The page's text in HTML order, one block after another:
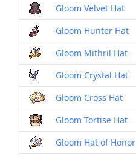
Gloom Velvet Hat
Gloom Hunter Hat
Gloom Mithril Hat
Gloom Crystal Hat
Gloom Cross Hat
Gloom Tortise Hat
Gloom Hat of Honor